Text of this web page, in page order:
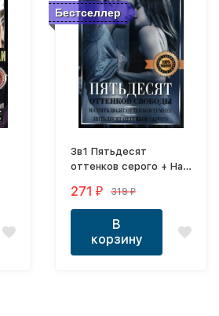
Бестселлер
3в1 Пятьдесят
оттенков серого + На
темнее + Пятьдесят
оттенков свободы
271 ₽ 319₽
В
корзину